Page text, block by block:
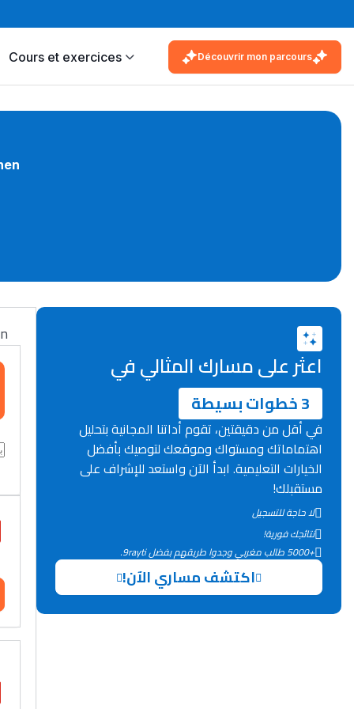
Cours et exercices Découvrir mon parcours
اعثر على مسارك المثالي في
3 خطوات بسيطة
في أقل من دقيقتين، تقوم أداتنا المجانية بتحليل
اهتماماتك ومستواك وموقعك لتوصيك بأفضل
الخيارات التعليمية. ابدأ الآن واستعد للإشراف على
مستقبلك!
لا حاجة للتسجيل
نتائجك فورية!
+5000 طالب مغربي وجدوا طريقهم بفضل 9rayti.
اكتشف مساري الآن!